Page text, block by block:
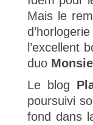
Mais le
l’excellent
duo
Le blog
poursuivi
fond dans